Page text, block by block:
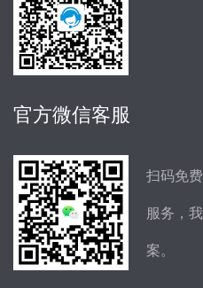
官方微信客服
扫码免
服务，
案。